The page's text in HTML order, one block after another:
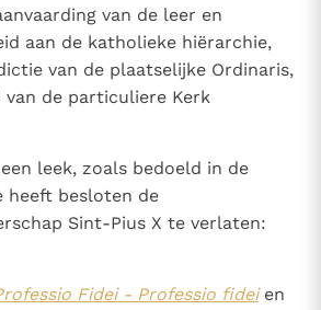
van de leer en
aan de katholieke hiërarchie,
van de plaatselijke Ordinaris,
van de particuliere Kerk
leek, zoals bedoeld in de
heeft besloten de
Sint-Pius X te verlaten:
Fidei - Professio fideien